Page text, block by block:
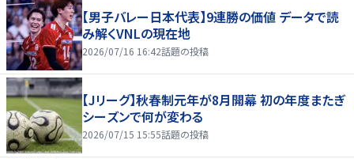
【男子バレー日本代表】9連勝の価値 データで読
み解くVNLの現在地
2026/07/16 16:42話題の投稿
【Jリーグ】秋春制元年が8月開幕 初の年度またぎ
シーズンで何が変わる
2026/07/15 15:55話題の投稿